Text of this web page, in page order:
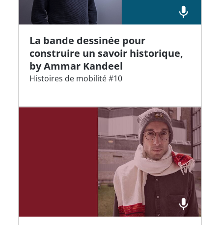
La bande dessinée pour
construire un savoir historique,
by Ammar Kandeel
Histoires de mobilité #10